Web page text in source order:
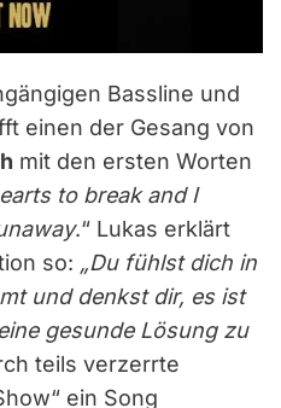
Bassline und
einen der Gesang von
mit den ersten Worten
to break and I
.“ Lukas erklärt
so: „Du fühlst dich in
und denkst dir, es ist
gesunde Lösung zu
teils verzerrte
ein Song